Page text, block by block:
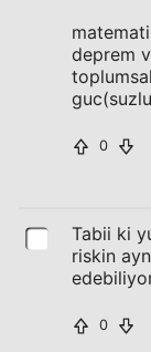
deprem
0
Tabii ki
riskin
0